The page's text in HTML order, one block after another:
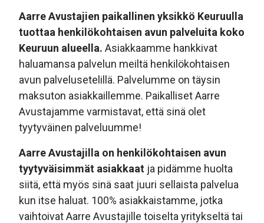
Aarre Avustajien paikallinen yksikkö Keuruulla
tuottaa henkilökohtaisen avun palveluita koko
Keuruun alueella. Asiakkaamme hankkivat
haluamansa palvelun meiltä henkilökohtaisen
avun palvelusetelillä. Palvelumme on täysin
maksuton asiakkaillemme. Paikalliset Aarre
Avustajamme varmistavat, että sinä olet
tyytyväinen palveluumme!
Aarre Avustajilla on henkilökohtaisen avun
tyytyväisimmät asiakkaat ja pidämme huolta
siitä, että myös sinä saat juuri sellaista palvelua
kun itse haluat. 100% asiakkaistamme, jotka
vaihtoivat Aarre Avustajille toiselta yritykseltä tai